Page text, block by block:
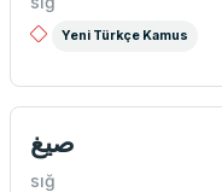
Yeni Türkçe Kamus
صيغ
sığ